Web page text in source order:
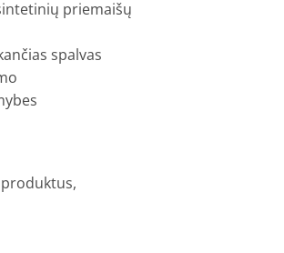
priemaišų
spalvas